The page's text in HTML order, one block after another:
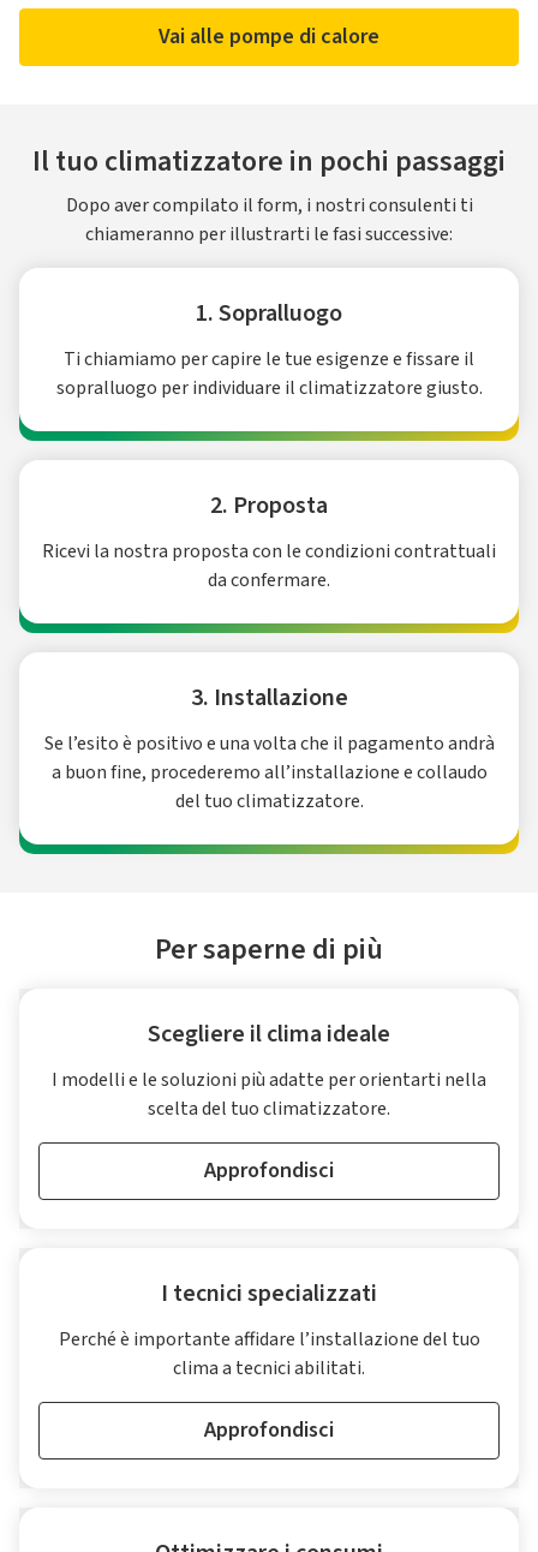
Vai alle pompe di calore
Il tuo climatizzatore in pochi passaggi
Dopo aver compilato il form, i nostri consulenti ti
chiameranno per illustrarti le fasi successive:
1. Sopralluogo
Ti chiamiamo per capire le tue esigenze e fissare il
sopralluogo per individuare il climatizzatore giusto.
2. Proposta
Ricevi la nostra proposta con le condizioni contrattuali
da confermare.
3. Installazione
Se l’esito è positivo e una volta che il pagamento andrà
a buon fine, procederemo all’installazione e collaudo
del tuo climatizzatore.
Per saperne di più
Scegliere il clima ideale
I modelli e le soluzioni più adatte per orientarti nella
scelta del tuo climatizzatore.
Approfondisci
I tecnici specializzati
Perché è importante affidare l’installazione del tuo
clima a tecnici abilitati.
Approfondisci